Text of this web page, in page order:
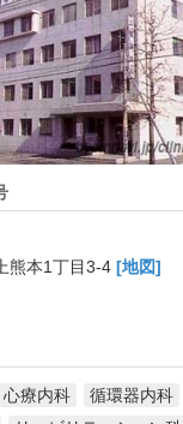
熊本1丁目3-4 [地図]
心療内科 循環器内科